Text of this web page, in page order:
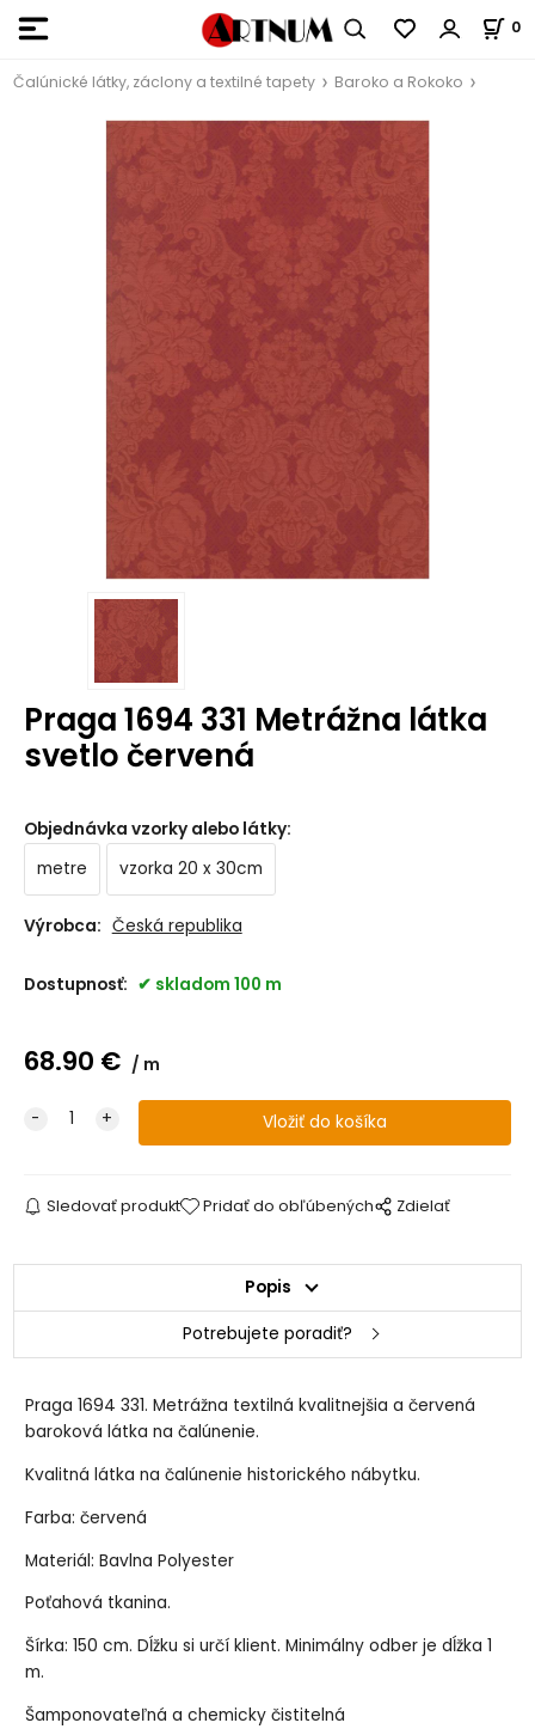
0
Čalúnické látky, záclony a textilné tapety Baroko a Rokoko
Praga 1694 331 Metrážna látka
svetlo červená
Objednávka vzorky alebo látky:
metre
vzorka 20 x 30cm
Výrobca: Česká republika
Dostupnosť: skladom 100 m
68.90 € m
Sledovať produkt Pridať do obľúbených Zdielať
Popis
Potrebujete poradiť?
Praga 1694 331. Metrážna textilná kvalitnejšia a červená
baroková látka na čalúnenie.
Kvalitná látka na čalúnenie historického nábytku.
Farba: červená
Materiál: Bavlna Polyester
Poťahová tkanina.
Šírka: 150 cm. Dĺžku si určí klient. Minimálny odber je dĺžka 1
m.
Šamponovateľná a chemicky čistitelná